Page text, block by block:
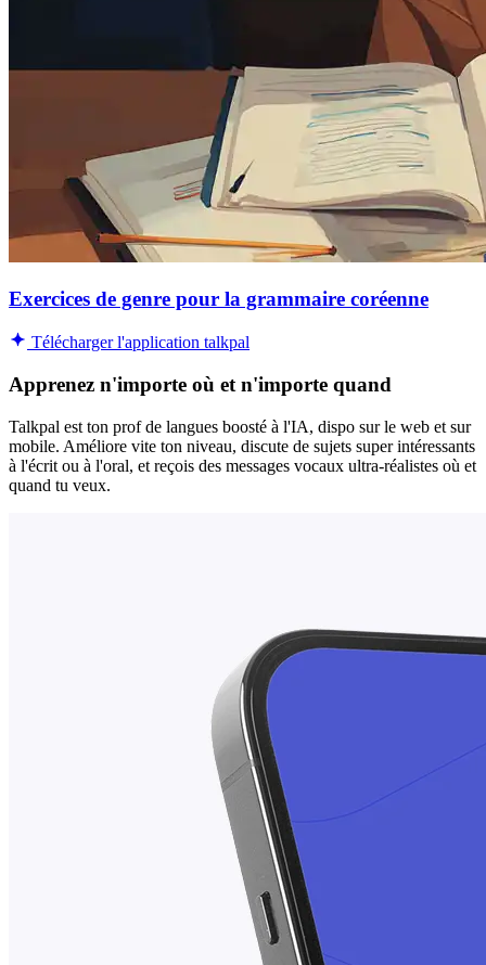
Exercices de genre pour la grammaire coréenne
Télécharger l'application talkpal
Apprenez n'importe où et n'importe quand
Talkpal est ton prof de langues boosté à l'IA, dispo sur le web et sur
mobile. Améliore vite ton niveau, discute de sujets super intéressants
à l'écrit ou à l'oral, et reçois des messages vocaux ultra-réalistes où et
quand tu veux.